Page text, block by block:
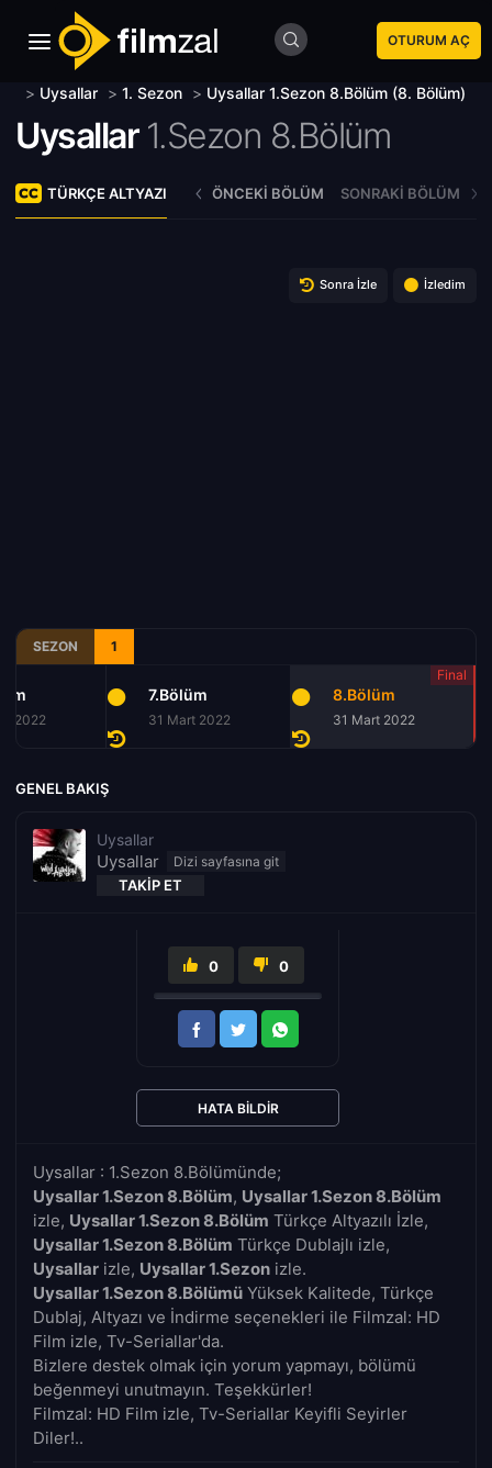
OTURUM AÇ
> Uysallar > 1. Sezon > Uysallar 1.Sezon 8.Bölüm (8. Bölüm)
Uysallar 1.Sezon 8.Bölüm
TÜRKÇE ALTYAZI ÖNCEKI BÖLÜM SONRAKI BÖLÜM
Sonra İzle İzledim
SEZON 1
2022
7.Bölüm
31 Mart 2022
8.Bölüm
31 Mart 2022
GENEL BAKIŞ
Uysallar
Uysallar
TAKIP ET
Uysallar : 1.Sezon 8.Bölümünde;
Uysallar 1.Sezon 8.Bölüm, Uysallar 1.Sezon 8.Bölüm
izle, Uysallar 1.Sezon 8.Bölüm Türkçe Altyazılı İzle,
Uysallar 1.Sezon 8.Bölüm Türkçe Dublajlı izle,
Uysallar izle, Uysallar 1.Sezon izle.
Uysallar 1.Sezon 8.Bölümü Yüksek Kalitede, Türkçe
Dublaj, Altyazı ve İndirme seçenekleri ile Filmzal: HD
Film izle, Tv-Seriallar'da.
Bizlere destek olmak için yorum yapmayı, bölümü
beğenmeyi unutmayın. Teşekkürler!
Filmzal: HD Film izle, Tv-Seriallar Keyifli Seyirler
Diler!..
0 0
HATA BILDIR